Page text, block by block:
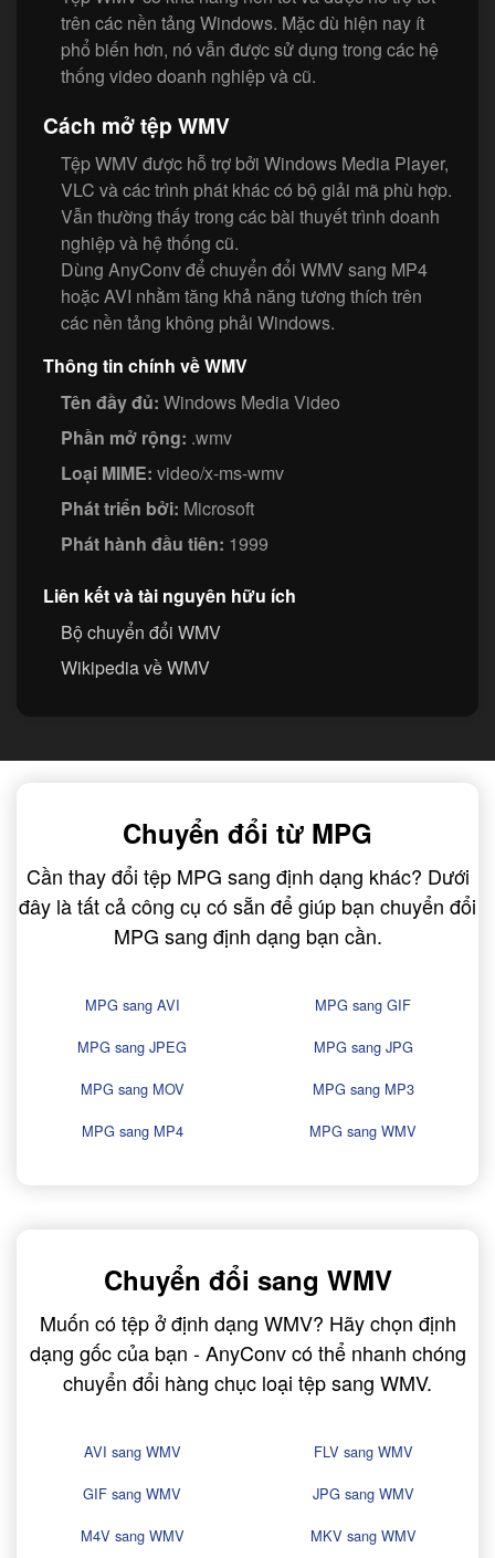
trên các nền tảng Windows. Mặc dù hiện nay ít
phổ biến hơn, nó vẫn được sử dụng trong các hệ
thống video doanh nghiệp và cũ.
Cách mở tệp WMV
Tệp WMV được hỗ trợ bởi Windows Media Player,
VLC và các trình phát khác có bộ giải mã phù hợp.
Vẫn thường thấy trong các bài thuyết trình doanh
nghiệp và hệ thống cũ.
Dùng AnyConv để chuyển đổi WMV sang MP4
hoặc AVI nhằm tăng khả năng tương thích trên
các nền tảng không phải Windows.
Thông tin chính về WMV
Tên đầy đủ: Windows Media Video
Phần mở rộng: .wmv
Loại MIME: video/x-ms-wmv
Phát triển bởi: Microsoft
Phát hành đầu tiên: 1999
Liên kết và tài nguyên hữu ích
Bộ chuyển đổi WMV
Wikipedia về WMV
Chuyển đổi từ MPG
Cần thay đổi tệp MPG sang định dạng khác? Dưới
đây là tất cả công cụ có sẵn để giúp bạn chuyển đổi
MPG sang định dạng bạn cần.
MPG sang AVI
MPG sang GIF
MPG sang JPEG
MPG sang JPG
MPG sang MOV
MPG sang MP3
MPG sang MP4
MPG sang WMV
Chuyển đổi sang WMV
Muốn có tệp ở định dạng WMV? Hãy chọn định
dạng gốc của bạn - AnyConv có thể nhanh chóng
chuyển đổi hàng chục loại tệp sang WMV.
AVI sang WMV
FLV sang WMV
GIF sang WMV
JPG sang WMV
M4V sang WMV
MKV sang WMV